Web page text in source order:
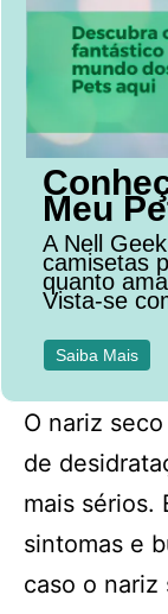
Meu
A Nell
camisetas
quanto
Vista-se
Saiba Mais
O nariz
de
mais sérios.
sintomas e
caso o nariz